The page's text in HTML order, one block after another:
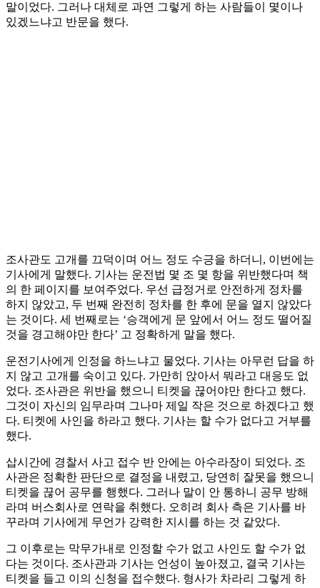
말이었다. 그러나 대체로 과연 그렇게 하는 사람들이 몇이나
있겠느냐고 반문을 했다.
조사관도 고개를 끄덕이며 어느 정도 수긍을 하더니, 이번에는
기사에게 말했다. 기사는 운전법 몇 조 몇 항을 위반했다며 책
의 한 페이지를 보여주었다. 우선 급정거로 안전하게 정차를
하지 않았고, 두 번째 완전히 정차를 한 후에 문을 열지 않았다
는 것이다. 세 번째로는 ‘승객에게 문 앞에서 어느 정도 떨어질
것을 경고해야만 한다’ 고 정확하게 말을 했다.
운전기사에게 인정을 하느냐고 물었다. 기사는 아무런 답을 하
지 않고 고개를 숙이고 있다. 가만히 앉아서 뭐라고 대응도 없
었다. 조사관은 위반을 했으니 티켓을 끊어야만 한다고 했다.
그것이 자신의 임무라며 그나마 제일 작은 것으로 하겠다고 했
다. 티켓에 사인을 하라고 했다. 기사는 할 수가 없다고 거부를
했다.
삽시간에 경찰서 사고 접수 반 안에는 아수라장이 되었다. 조
사관은 정확한 판단으로 결정을 내렸고, 당연히 잘못을 했으니
티켓을 끊어 공무를 행했다. 그러나 말이 안 통하니 공무 방해
라며 버스회사로 연락을 취했다. 오히려 회사 측은 기사를 바
꾸라며 기사에게 무언가 강력한 지시를 하는 것 같았다.
그 이후로는 막무가내로 인정할 수가 없고 사인도 할 수가 없
다는 것이다. 조사관과 기사는 언성이 높아졌고, 결국 기사는
티켓을 들고 이의 신청을 접수했다. 형사가 차라리 그렇게 하